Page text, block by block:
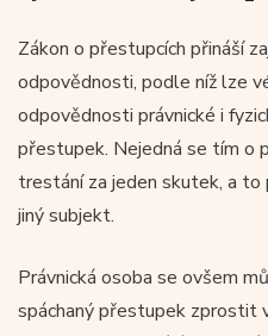
Zákon o přestupcích přináší
odpovědnosti, podle níž lze
odpovědnosti právnické i
přestupek. Nejedná se tím o
trestání za jeden skutek, a to
jiný subjekt.
Právnická osoba se ovšem
spáchaný přestupek zprostit